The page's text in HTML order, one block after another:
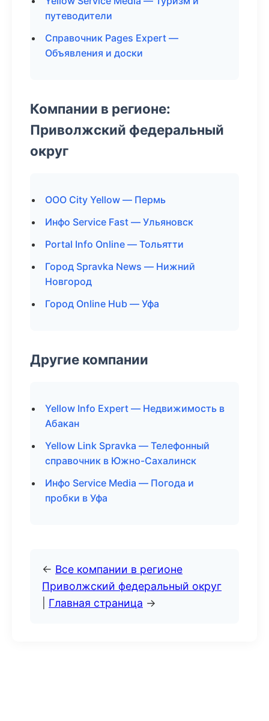
путеводители
Справочник Pages Expert —
Объявления и доски
Компании в регионе:
Приволжский федеральный
округ
ООО City Yellow — Пермь
Инфо Service Fast — Ульяновск
Portal Info Online — Тольятти
Город Spravka News — Нижний
Новгород
Город Online Hub — Уфа
Другие компании
Yellow Info Expert — Недвижимость в
Абакан
Yellow Link Spravka — Телефонный
справочник в Южно-Сахалинск
Инфо Service Media — Погода и
пробки в Уфа
← Все компании в регионе
Приволжский федеральный округ
Главная страница →